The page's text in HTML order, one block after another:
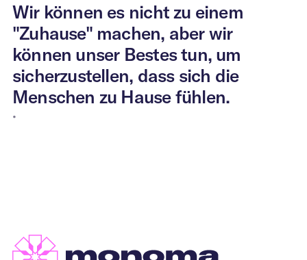
Wir können es nicht zu einem
"Zuhause" machen, aber wir
können unser Bestes tun, um
sicherzustellen, dass sich die
Menschen zu Hause fühlen.
•